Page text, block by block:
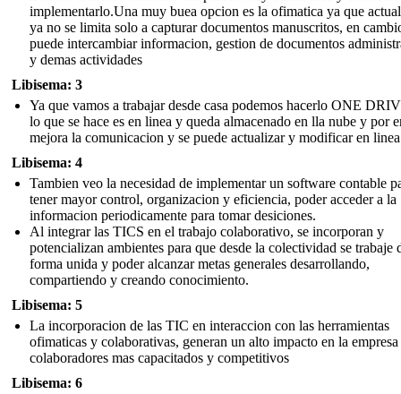
implementarlo.Una muy buea opcion es la ofimatica ya que
ya no se limita solo a capturar documentos manuscritos, en
puede intercambiar informacion, gestion de documentos
y demas actividades
Libisema: 3
Ya que vamos a trabajar desde casa podemos hacerlo ONE
lo que se hace es en linea y queda almacenado en lla nube y por
mejora la comunicacion y se puede actualizar y modificar en linea
Libisema: 4
Tambien veo la necesidad de implementar un software contable
tener mayor control, organizacion y eficiencia, poder acceder a la
informacion periodicamente para tomar desiciones.
Al integrar las TICS en el trabajo colaborativo, se incorporan y
potencializan ambientes para que desde la colectividad se trabaje
forma unida y poder alcanzar metas generales desarrollando,
compartiendo y creando conocimiento.
Libisema: 5
La incorporacion de las TIC en interaccion con las herramientas
ofimaticas y colaborativas, generan un alto impacto en la
colaboradores mas capacitados y competitivos
Libisema: 6